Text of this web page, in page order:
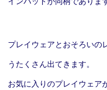
プレイウェアとおそろいの
うたくさん出てきます。
お気に入りのプレイウェア